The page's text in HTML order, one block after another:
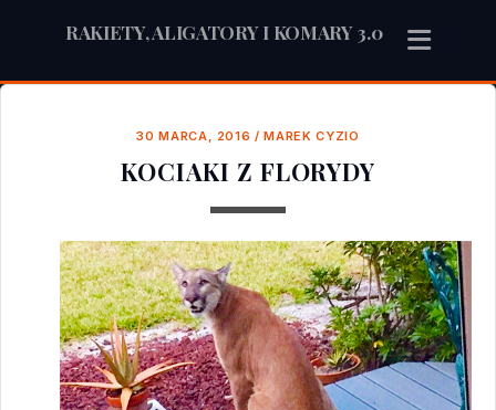
RAKIETY, ALIGATORY I KOMARY 3.0
30 MARCA, 2016 /MAREK CYZIO
KOCIAKI Z FLORYDY